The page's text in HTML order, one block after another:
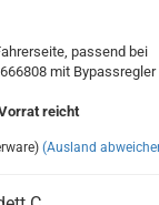
passend bei
mit Bypassregler
reicht
(Ausland